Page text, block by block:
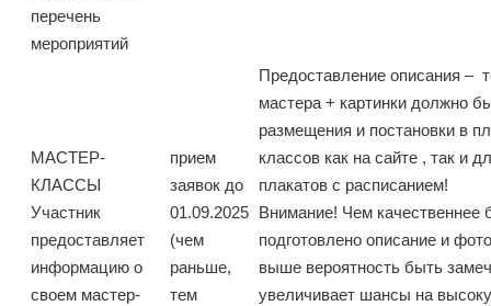
перечень
мероприятий
МАСТЕР-
КЛАССЫ
Участник
предоставляет
информацию о
своем мастер-
прием
заявок до
01.09.2025
(чем
раньше,
тем
Предоставление описания –
мастера + картинки должно
размещения и постановки в
классов как на сайте , так и
плакатов с расписанием!
Внимание! Чем качественнее
подготовлено описание и
выше вероятность быть
увеличивает шансы на